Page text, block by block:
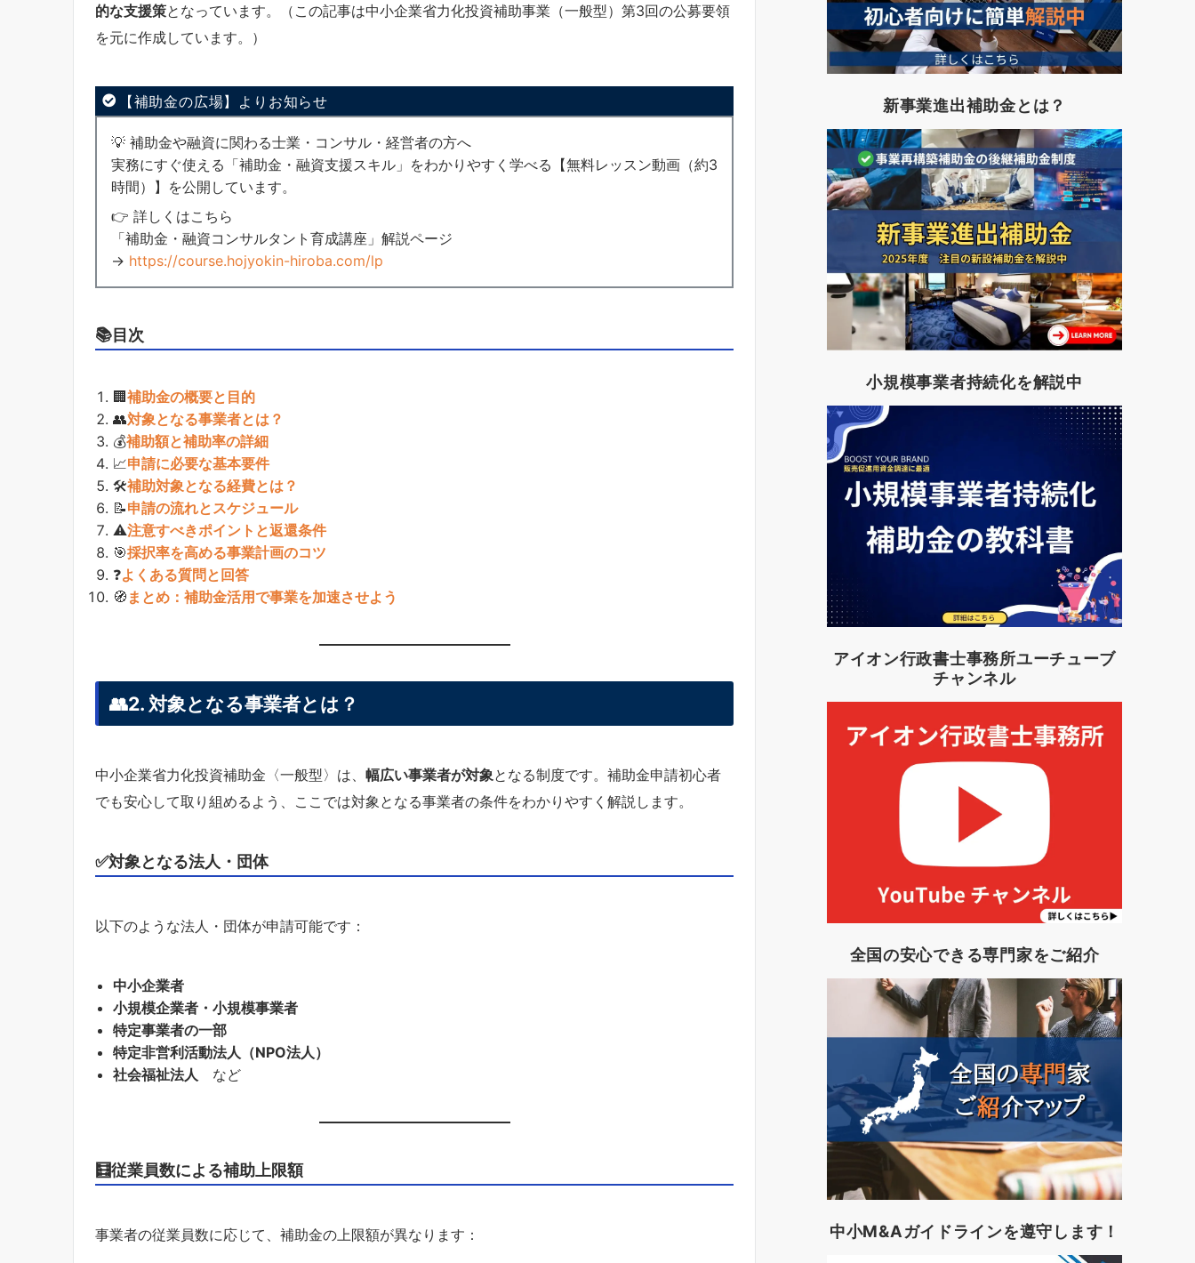
的な支援策となっています。（この記事は中小企業省力化投資補助事業（一般型）第3回の公募要領
を元に作成しています。）
【補助金の広場】よりお知らせ
💡 補助金や融資に関わる士業・コンサル・経営者の方へ
実務にすぐ使える「補助金・融資支援スキル」をわかりやすく学べる【無料レッスン動画（約3
時間）】を公開しています。
👉 詳しくはこちら
「補助金・融資コンサルタント育成講座」解説ページ
→ https://course.hojyokin-hiroba.com/lp
📚目次
🏢補助金の概要と目的
👥対象となる事業者とは？
💰補助額と補助率の詳細
📈申請に必要な基本要件
🛠補助対象となる経費とは？
📝申請の流れとスケジュール
⚠️注意すべきポイントと返還条件
🎯採択率を高める事業計画のコツ
❓よくある質問と回答
🧭 まとめ：補助金活用で事業を加速させよう
👥2. 対象となる事業者とは？
中小企業省力化投資補助金〈一般型〉は、 幅広い事業者が対象となる制度です。補助金申請初心者
でも安心して取り組めるよう、ここでは対象となる事業者の条件をわかりやすく解説します。
✅対象となる法人・団体
以下のような法人・団体が申請可能です：
中小企業者
小規模企業者・小規模事業者
特定事業者の一部
特定非営利活動法人（NPO法人）
社会福祉法人 など
🧮従業員数による補助上限額
事業者の従業員数に応じて、補助金の上限額が異なります：
新事業進出補助金とは？
小規模事業者持続化を解説中
アイオン行政書士事務所ユーチューブ
チャンネル
全国の安心できる専門家をご紹介
中小M&Aガイドラインを遵守します！